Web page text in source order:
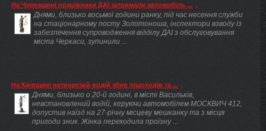
На Черкащині працівники ДАІ затримали автомобіль ...
Днями, близько восьмої години ранку, під час несення служби
на стаціонарному посту Золотоноша, інспектори взводу із
забезпечення супроводження відділу ДАІ з обслуговування
міста Черкаси, зупинили ...
На Київщині нетверезий водій збив пішоходів та ...
Днями, близько о 20-й годині, в місті Васильків,
невстановлений водій, керуючи автомобілем МОСКВИЧ 412,
допустив наїзд на 27-річну місцеву мешканку та з місця
пригоди зник. Жінка переходила проїзну ...